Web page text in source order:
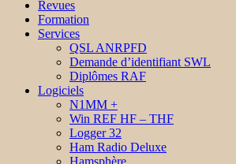
Revues
Formation
Services
QSL ANRPFD
Demande d’identifiant SWL
Diplômes RAF
Logiciels
N1MM +
Win REF HF – THF
Logger 32
Ham Radio Deluxe
Hamsphère